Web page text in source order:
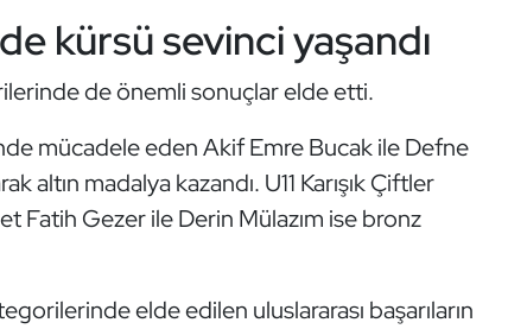
kürsü sevinci yaşandı
de önemli sonuçlar elde etti.
mücadele eden Akif Emre Bucak ile Defne
altın madalya kazandı. U11 Karışık Çiftler
Fatih Gezer ile Derin Mülazım ise bronz
elde edilen uluslararası başarıların